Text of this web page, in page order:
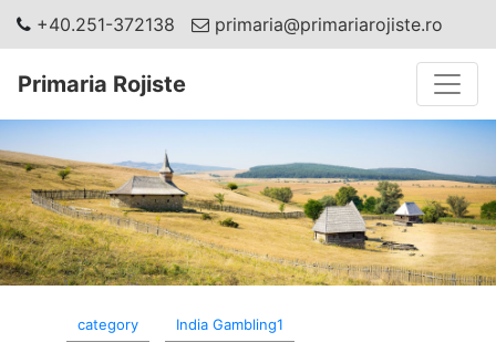
+40.251-372138 primaria@primariarojiste.ro
Primaria Rojiste
category India Gambling1